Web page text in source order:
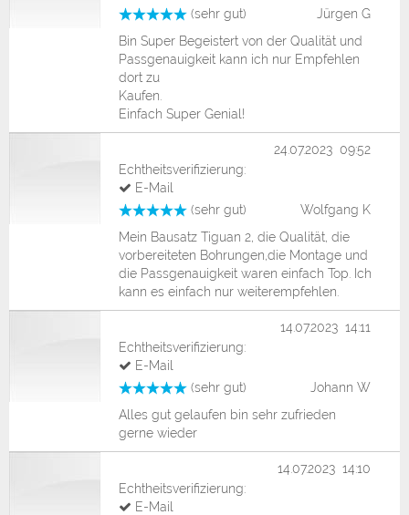
(sehr gut) Jürgen G
Bin Super Begeistert von der Qualität und
Passgenauigkeit kann ich nur Empfehlen
dort zu
Kaufen.
Einfach Super Genial!
(sehr gut) Wolfgang K
24.07.2023 09:52
Echtheitsverifizierung:
E-Mail
Mein Bausatz Tiguan 2, die Qualität, die
vorbereiteten Bohrungen,die Montage und
die Passgenauigkeit waren einfach Top. Ich
kann es einfach nur weiterempfehlen.
(sehr gut) Johann W
14.07.2023 14:11
Echtheitsverifizierung:
E-Mail
Alles gut gelaufen bin sehr zufrieden
gerne wieder
14.07.2023 14:10
Echtheitsverifizierung:
E-Mail